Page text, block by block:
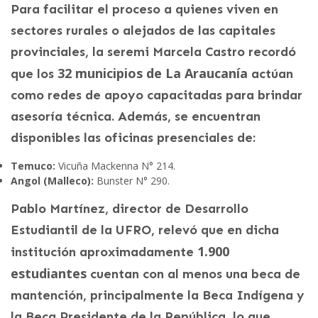
Para facilitar el proceso a quienes viven en
sectores rurales o alejados de las capitales
provinciales, la seremi Marcela Castro recordó
que los 32 municipios de La Araucanía actúan
como redes de apoyo capacitadas para brindar
asesoría técnica. Además, se encuentran
disponibles las oficinas presenciales de:
Temuco: Vicuña Mackenna N° 214.
Angol (Malleco): Bunster N° 290.
Pablo Martínez, director de Desarrollo
Estudiantil de la UFRO, relevó que en dicha
institución aproximadamente 1.900
estudiantes cuentan con al menos una beca de
mantención, principalmente la Beca Indígena y